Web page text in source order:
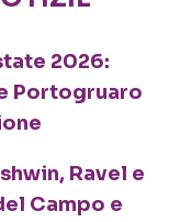
2026:
Portogruaro
Ravel e
Campo e